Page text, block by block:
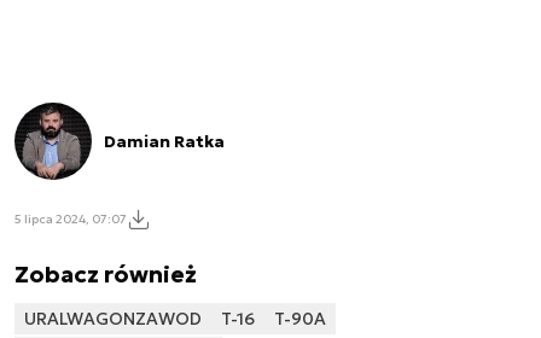
Damian Ratka
5 lipca 2024, 07:07
Zobacz również
URALWAGONZAWOD T-16
T-90A